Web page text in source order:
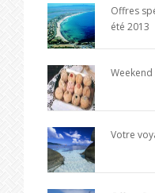
Offres
été 2013
Votre